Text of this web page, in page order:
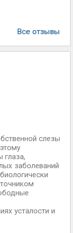
Все отзывы
слезы
глаза,
заболеваний
усталости и